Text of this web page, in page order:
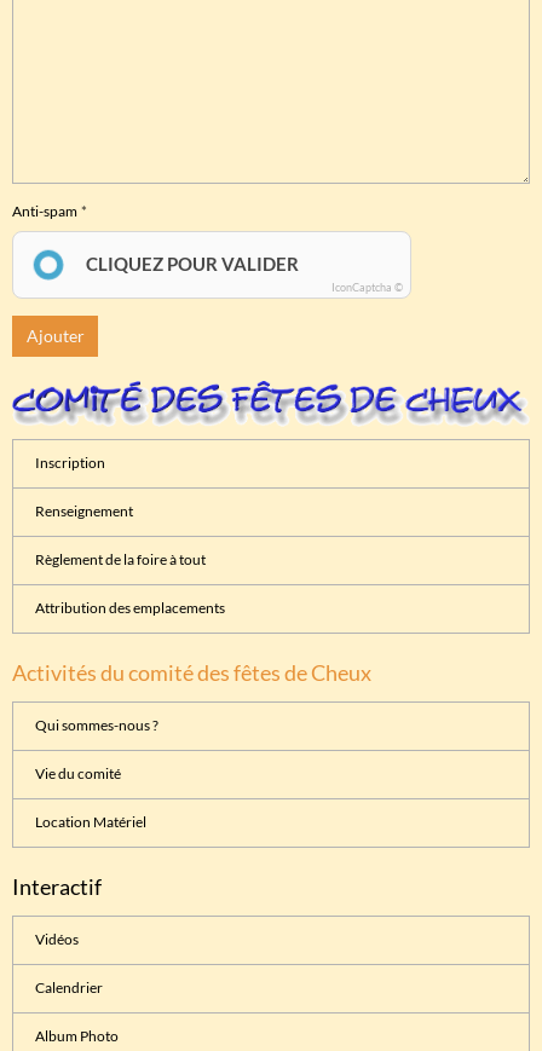
Anti-spam
CLIQUEZ POUR VALIDER
IconCaptcha ©
Ajouter
Inscription
Renseignement
Règlement de la foire à tout
Attribution des emplacements
Activités du comité des fêtes de Cheux
Qui sommes-nous ?
Vie du comité
Location Matériel
Interactif
Vidéos
Calendrier
Album Photo